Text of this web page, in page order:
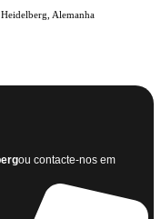
Alemanha
ou contacte-nos em